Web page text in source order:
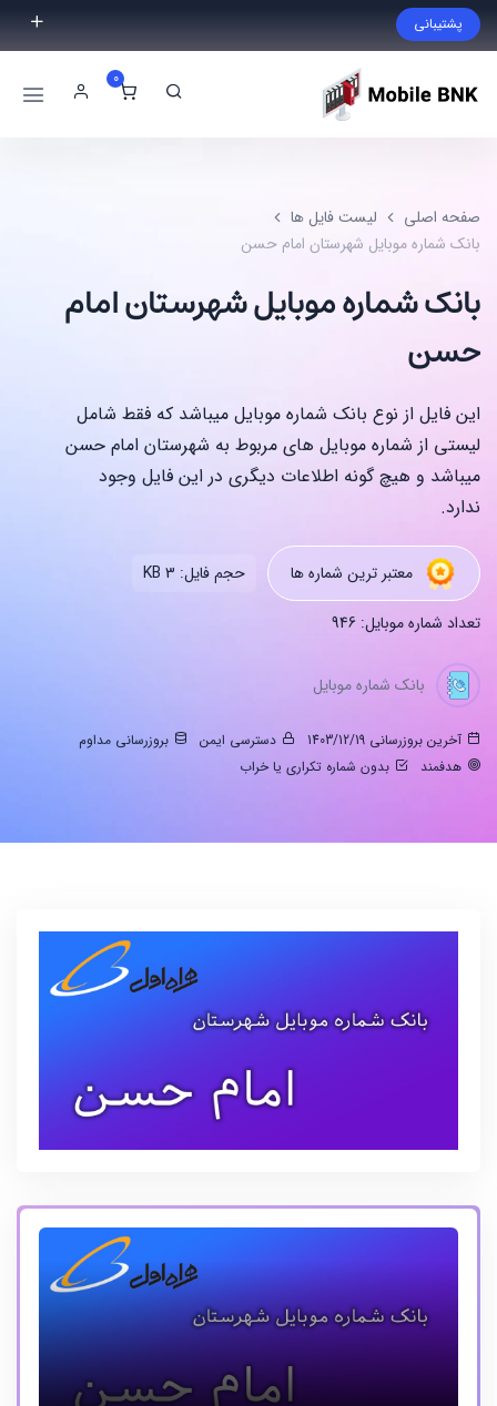
پشتیبانی
فایل مورد نظر خود را پیدا نکردید؟ با ما تماس بگیرید.
09999868721
0
صفحه اصلی
لیست فایل ها
بانک شماره موبایل شهرستان امام حسن
بانک شماره موبایل شهرستان امام
حسن
این فایل از نوع بانک شماره موبایل میباشد که فقط شامل
لیستی از شماره موبایل های مربوط به شهرستان امام حسن
میباشد و هیچ گونه اطلاعات دیگری در این فایل وجود
ندارد.
معتبر ترین شماره ها حجم فایل: 3 KB
تعداد شماره موبایل: 946
بانک شماره موبایل
آخرین بروزرسانی 1403/12/19 دسترسی ایمن
بروزرسانی مداوم
هدفمند
بدون شماره تکراری یا خراب